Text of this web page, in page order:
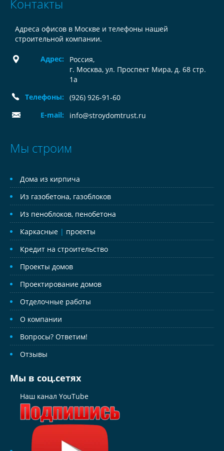
Контакты
Адреса офисов в Москве и телефоны нашей
строительной компании.
Адрес: Россия,
г. Москва, ул. Проспект Мира, д. 68 стр.
1а
Телефоны:
(926) 926-91-60
E-mail:
info@stroydomtrust.ru
Мы строим
Дома из кирпича
Из газобетона, газоблоков
Из пеноблоков, пенобетона
Каркасные | проекты
Кредит на строительство
Проекты домов
Проектирование домов
Отделочные работы
О компании
Вопросы? Ответим!
Отзывы
Мы в соц.сетях
Наш канал YouTube